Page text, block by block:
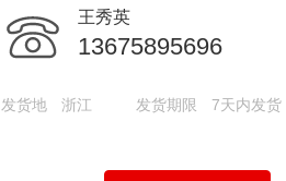
王秀英
13675895696
发货地 浙江 发货期限 7天内发货